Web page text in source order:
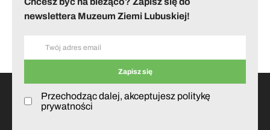
newslettera Muzeum Ziemi Lubuskiej!
Przechodząc dalej, akceptujesz politykę
prywatności